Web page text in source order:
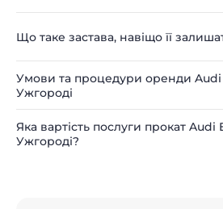
Що таке застава, навіщо її
Умови та процедури оренди Audi
Ужгороді
Яка вартість послуги прокат Audi
Ужгороді?